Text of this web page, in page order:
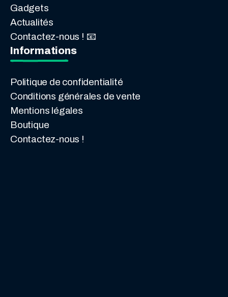
Gadgets
Actualités
Contactez-nous ! 📧
Informations
Politique de confidentialité
Conditions générales de vente
Mentions légales
Boutique
Contactez-nous !